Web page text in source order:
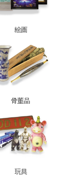
絵画
骨董品
玩具